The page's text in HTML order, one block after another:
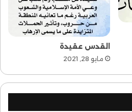
القدس عقيدة
مايو 28, 2021